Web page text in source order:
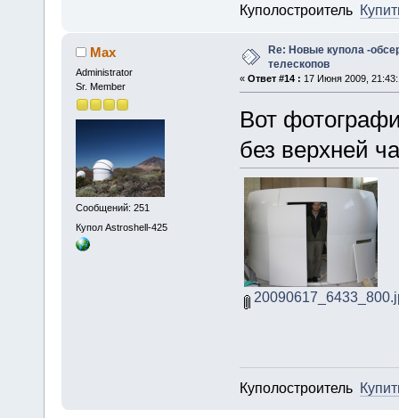
Куполостроитель
Max
Administrator
Sr. Member
Сообщений: 251
Купол Astroshell-425
Re: Новые купола -
телескопов
« Ответ #14 : 17 Июня 2009,
Вот
без верхней
Куполостроитель